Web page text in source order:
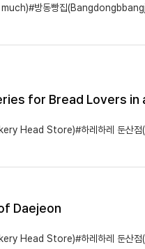
#방동빵집
for Bread Lovers in
Head Store)#하레하레 둔산
Daejeon
Head Store)#하레하레 둔산